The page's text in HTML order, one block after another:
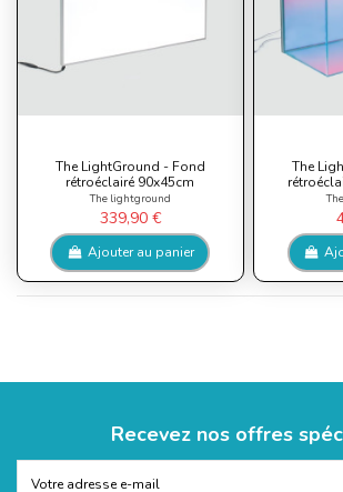
The LightGround - Fond
rétroéclairé 90x45cm
The lightground
339,90 €
Ajouter au panier
The
Recevez nos offres